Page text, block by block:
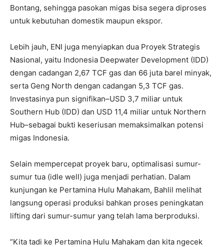
Bontang, sehingga pasokan migas bisa segera diproses
untuk kebutuhan domestik maupun ekspor.
Lebih jauh, ENI juga menyiapkan dua Proyek Strategis
Nasional, yaitu Indonesia Deepwater Development (IDD)
dengan cadangan 2,67 TCF gas dan 66 juta barel minyak,
serta Geng North dengan cadangan 5,3 TCF gas.
Investasinya pun signifikan–USD 3,7 miliar untuk
Southern Hub (IDD) dan USD 11,4 miliar untuk Northern
Hub–sebagai bukti keseriusan memaksimalkan potensi
migas Indonesia.
Selain mempercepat proyek baru, optimalisasi sumur-
sumur tua (idle well) juga menjadi perhatian. Dalam
kunjungan ke Pertamina Hulu Mahakam, Bahlil melihat
langsung operasi produksi bahkan proses peningkatan
lifting dari sumur-sumur yang telah lama berproduksi.
“Kita tadi ke Pertamina Hulu Mahakam dan kita ngecek